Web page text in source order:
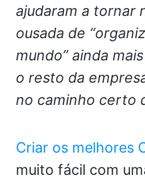
ajudaram a tornar
ousada de
mundo” ainda
o resto da
no caminho certo
Criar os melhores
muito fácil com